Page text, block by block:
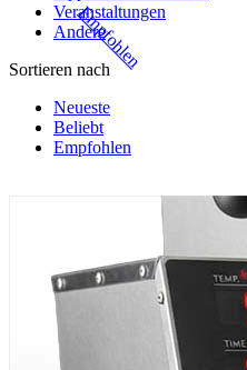
Veranstaltungen
Andere
Sortieren nach
Neueste
Beliebt
Empfohlen
Empfohlen